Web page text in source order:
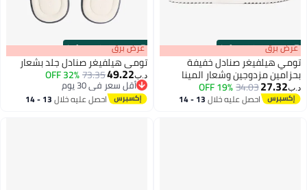
00m:00s
·
100% Left
2
عرض برق
تومي هيلفيغر صنادل خفيفة
بحزامين مزدوجين وشعار المينا
د.ب‏27.32
34.03
19% OFF
احصل عليه خلال 13 - 14
00m:00s
·
100% Left
3
عرض برق
تومي هيلفيغر صنادل جلد بشعار
د.ب‏49.22
73.35
32% OFF
أقل سعر في 30 يوم
أقل سعر في 30 يوماحصل عليه خلال 13 - 14